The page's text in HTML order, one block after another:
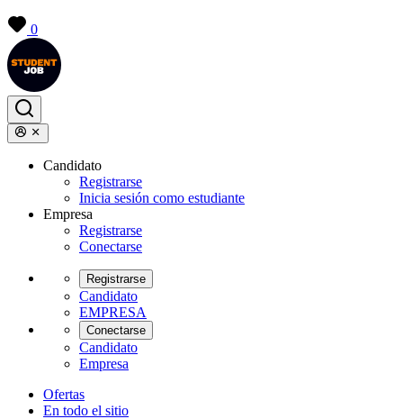
0
Candidato
Registrarse
Inicia sesión como estudiante
Empresa
Registrarse
Conectarse
Registrarse
Candidato
EMPRESA
Conectarse
Candidato
Empresa
Ofertas
En todo el sitio